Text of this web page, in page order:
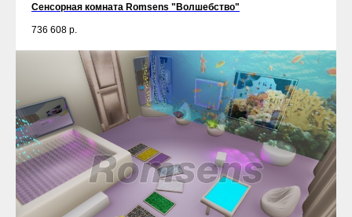
Сенсорная комната Romsens "Волшебство"
736 608 р.